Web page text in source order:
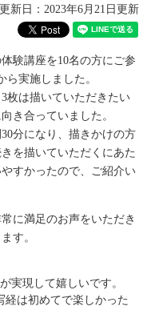
更新日：2023年6月21日更新
験講座を10名の方にご参
ら実施しました。
枚は描いていただきたい
き合っていました。
分になり、描きかけの方
を描いていただくにあた
すかったので、ご紹介い
に満足のお声をいただき
す。
実現して嬉しいです。
経は初めてで楽しかった